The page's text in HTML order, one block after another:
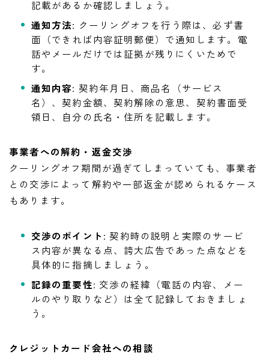
記載があるか確認しましょう。
通知方法: クーリングオフを行う際は、必ず書
面（できれば内容証明郵便）で通知します。電
話やメールだけでは証拠が残りにくいためで
す。
通知内容: 契約年月日、商品名（サービス
名）、契約金額、契約解除の意思、契約書面受
領日、自分の氏名・住所を記載します。
事業者への解約・返金交渉
クーリングオフ期間が過ぎてしまっていても、事業者
との交渉によって解約や一部返金が認められるケース
もあります。
交渉のポイント : 契約時の説明と実際のサービ
ス内容が異なる点、誇大広告であった点などを
具体的に指摘しましょう。
記録の重要性: 交渉の経緯（電話の内容、メー
ルのやり取りなど）は全て記録しておきましょ
う。
クレジットカード会社への相談